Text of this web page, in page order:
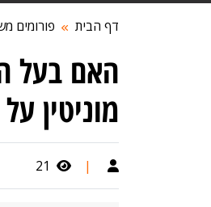
דף הבית פורומים
האם בעל
מוניטין
|
21